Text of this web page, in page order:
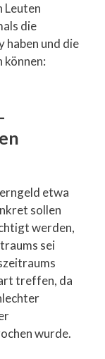
Leuten
die
haben und die
können:
etwa
sollen
werden,
sei
treffen, da
wurde.